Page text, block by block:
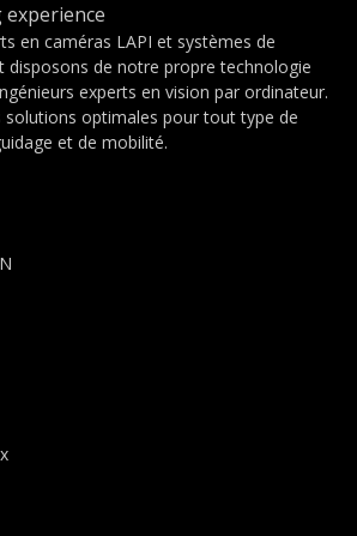
en caméras LAPI et systèmes de
disposons de notre propre technologie
experts en vision par ordinateur.
optimales pour tout type de
et de mobilité.